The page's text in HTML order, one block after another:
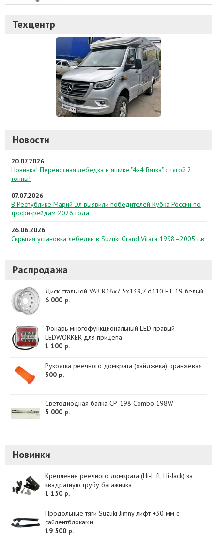
Техцентр
Новости
20.07.2026
Новинка! Переносная лебедка в ящике "4х4 Вятка" с тягой 2
тонны!
07.07.2026
В Республике Марий Эл выявили победителей Кубка России по
трофи-рейдам 2026 года
26.06.2026
Скрытая установка лебедки в Suzuki Grand Vitara 1998–2005 г.в
Распродажа
Диск стальной УАЗ R16x7 5x139,7 d110 ET-19 белый
6 000 р.
Фонарь многофункциональный LED правый
LEDWORKER для прицепа
1 100 р.
Рукоятка реечного домкрата (хайджека) оранжевая
300 р.
Светодиодная балка CP-198 Combo 198W
5 000 р.
Новинки
Крепление реечного домкрата (Hi-Lift, Hi-Jack) за
квадратную трубу багажника
1 150 р.
Продольные тяги Suzuki Jimny лифт +30 мм с
сайлентблоками
19 500 р.